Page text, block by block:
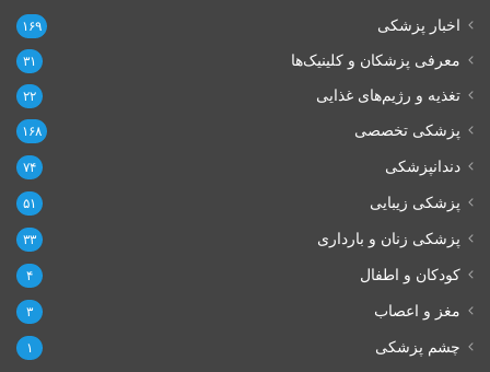
اخبار پزشکی ۱۶۹
معرفی پزشکان و کلینیک‌ها ۳۱
تغذیه و رژیم‌های غذایی ۲۲
پزشکی تخصصی ۱۶۸
دندانپزشکی ۷۴
پزشکی زیبایی ۵۱
پزشکی زنان و بارداری ۳۳
کودکان و اطفال ۴
مغز و اعصاب ۳
چشم پزشکی ۱